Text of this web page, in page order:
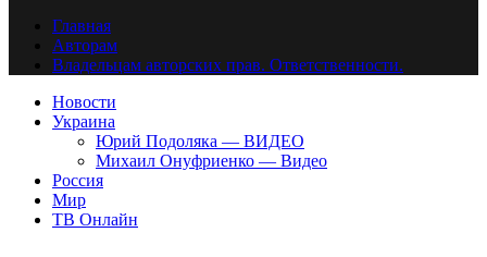
Главная
Авторам
Владельцам авторских прав. Ответственности.
Новости
Украина
Юрий Подоляка — ВИДЕО
Михаил Онуфриенко — Видео
Россия
Мир
ТВ Онлайн